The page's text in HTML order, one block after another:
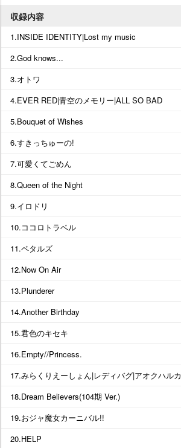
収録内容
1.INSIDE IDENTITY|Lost my music
2.God knows...
3.オトワ
4.EVER RED|青空のメモリー|ALL SO BAD
5.Bouquet of Wishes
6.すきっちゅーの!
7.可愛くてごめん
8.Queen of the Night
9.イロドリ
10.ココロトラベル
11.ペタルズ
12.Now On Air
13.Plunderer
14.Another Birthday
15.君色のキセキ
16.Empty//Princess.
17.みらくりえーしょん|レディバグ|アオクハルカ
18.Dream Believers(104期 Ver.)
19.おジャ魔女カーニバル!!
20.HELP